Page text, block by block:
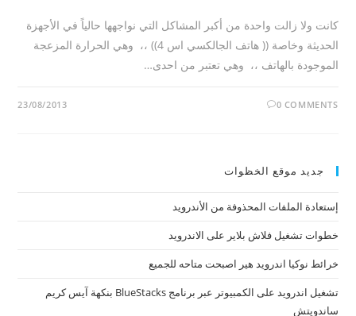
كانت ولا زالت واحدة من أكبر المشاكل التي نواجهها حالياً في الأجهزة
الحديثة وخاصة (( هاتف الجالكسي اس 4)) ،، وهي الحرارة المزعجة
الموجودة بالهاتف ،، وهي تعتبر من احدى…
0 COMMENTS
23/08/2013
جديد موقع الخظوات
إستعادة الملفات المحذوفة من الأندرويد
خطوات تشغيل فلاش بلاير على الاندرويد
خرائط نوكيا اندرويد هير اصبحت متاحه للجميع
تشغيل اندرويد على الكمبيوتر عبر برنامج BlueStacks بنكهة آيس كريم
ساندويتش